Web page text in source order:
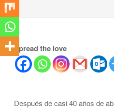
Spread the love
Después de casi 40 años de